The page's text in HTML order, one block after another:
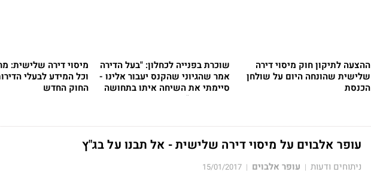
ההצעה לתיקון חוק מיסוי דירה
שלישית שהונחה היום על שולחן
הכנסת
שוכרת בפנייה לכחלון: "בעל הדירה
אמר שהגיוני שהקנס יעבור אלינו -
סיימתי את השיחה איתו בתחושה
שאני אפס"
מיסוי דירה שלישית:
וכל המידע לבעלי
החוק החדש
עופר אלבוים על מיסוי דירה שלישית - אל תבנו על בג"ץ
ניתוחים ודעות | עופר אלבוים |
15/01/2017